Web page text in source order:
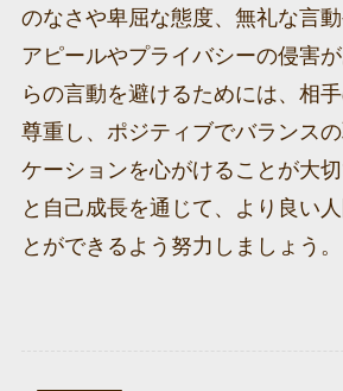
のなさや卑屈な態度、無礼な言
アピールやプライバシーの侵害
らの言動を避けるためには、相
尊重し、ポジティブでバランス
ケーションを心がけることが大
と自己成長を通じて、より良い
とができるよう努力しましょう。